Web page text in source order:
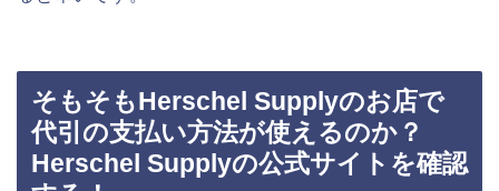
そもそもHerschel Supplyのお店で
代引の支払い方法が使えるのか？
Herschel Supplyの公式サイトを確認